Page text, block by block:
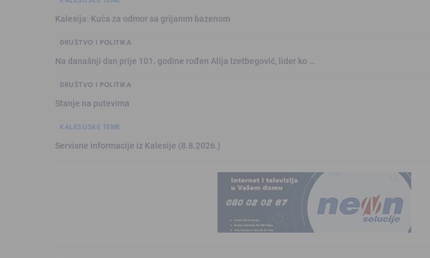
Kalesija: Kuća za odmor sa grijanim bazenom
DRUŠTVO I POLITIKA
Na današnji dan prije 101. godine rođen Alija Izetbegović, lider ko …
DRUŠTVO I POLITIKA
Stanje na putevima
KALESIJSKE TEME
Servisne informacije iz Kalesije (8.8.2026.)